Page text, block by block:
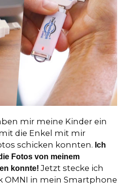
mir meine Kinder ein
die Enkel mit mir
schicken konnten. Ich
Fotos von meinem
konnte! Jetzt stecke ich
OMNI in mein Smartphone